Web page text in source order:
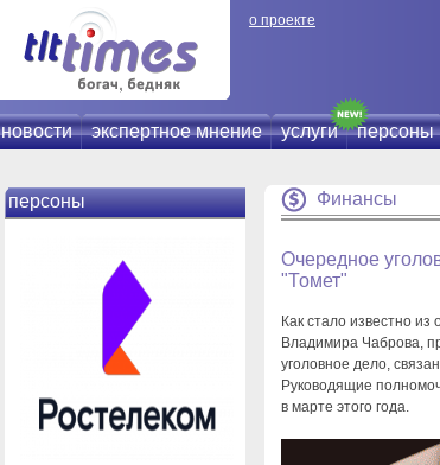
о проекте
новости экспертное мнение услуги персоны
персоны Финансы
Очередное
"Томет"
Как стало известно
Владимира Чаброва,
уголовное дело,
Руководящие
в марте этого года.